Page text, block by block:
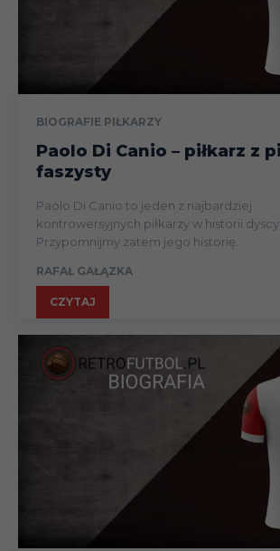
BIOGRAFIE PIŁKARZY
Paolo Di Canio – piłkarz z
faszysty
Paolo Di Canio to jeden z najbardziej
kontrowersyjnych piłkarzy w historii
Przypomnijmy zatem jego historię.
RAFAŁ GAŁĄZKA
CZYTAJ